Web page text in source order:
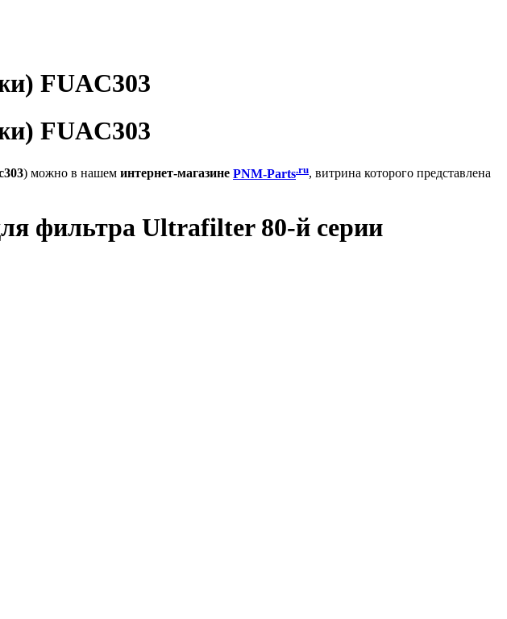
FUAC303
FUAC303
) можно в нашем интернет-магазине PNM-Parts.ru, витрина которого представлена
фильтра Ultrafilter 80-й серии